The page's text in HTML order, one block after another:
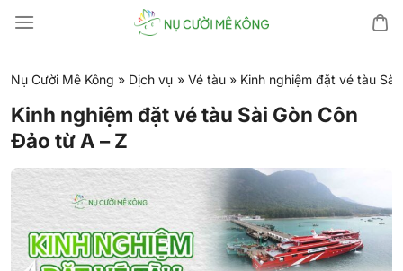
đến
dung
Nụ Cười Mê Kông » Dịch vụ » Vé tàu » Kinh nghiệm đặt vé tàu
Kinh nghiệm đặt vé tàu Sài Gòn Côn
Đảo từ A – Z